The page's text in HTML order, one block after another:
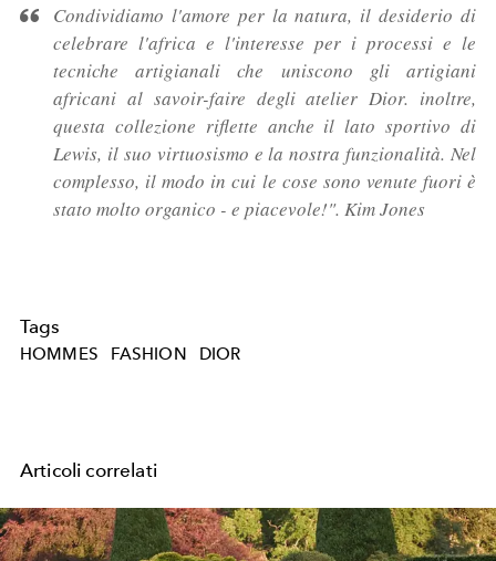
Condividiamo l'amore per la natura, il desiderio di
celebrare l'africa e l'interesse per i processi e le
tecniche artigianali che uniscono gli artigiani
africani al savoir-faire degli atelier Dior. inoltre,
questa collezione riflette anche il lato sportivo di
Lewis, il suo virtuosismo e la nostra funzionalità. Nel
complesso, il modo in cui le cose sono venute fuori è
stato molto organico - e piacevole!". Kim Jones
Tags
HOMMES FASHION DIOR
Articoli correlati